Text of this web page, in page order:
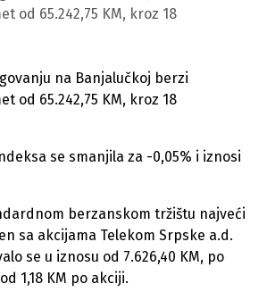
od 65.242,75 KM, kroz 18
na Banjalučkoj berzi
od 65.242,75 KM, kroz 18
se smanjila za -0,05% i iznosi
berzanskom tržištu najveći
sa akcijama Telekom Srpske a.d.
se u iznosu od 7.626,40 KM, po
1,18 KM po akciji.